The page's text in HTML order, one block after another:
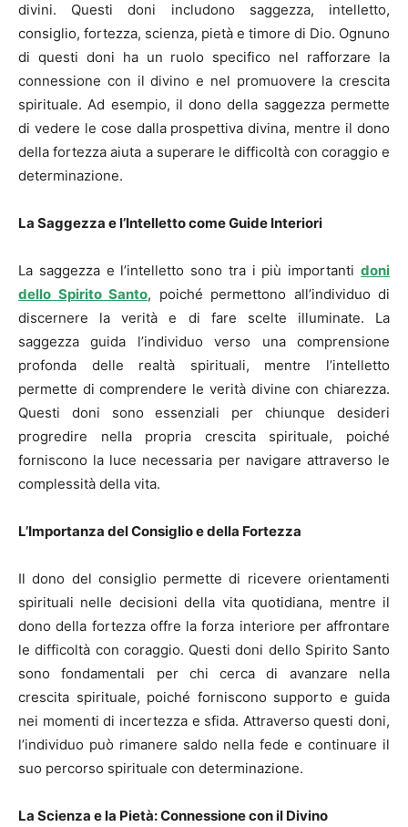
divini. Questi doni includono saggezza, intelletto,
consiglio, fortezza, scienza, pietà e timore di Dio. Ognuno
di questi doni ha un ruolo specifico nel rafforzare la
connessione con il divino e nel promuovere la crescita
spirituale. Ad esempio, il dono della saggezza permette
di vedere le cose dalla prospettiva divina, mentre il dono
della fortezza aiuta a superare le difficoltà con coraggio e
determinazione.
La Saggezza e l’Intelletto come Guide Interiori
La saggezza e l’intelletto sono tra i più importanti doni
dello Spirito Santo, poiché permettono all’individuo di
discernere la verità e di fare scelte illuminate. La
saggezza guida l’individuo verso una comprensione
profonda delle realtà spirituali, mentre l’intelletto
permette di comprendere le verità divine con chiarezza.
Questi doni sono essenziali per chiunque desideri
progredire nella propria crescita spirituale, poiché
forniscono la luce necessaria per navigare attraverso le
complessità della vita.
L’Importanza del Consiglio e della Fortezza
Il dono del consiglio permette di ricevere orientamenti
spirituali nelle decisioni della vita quotidiana, mentre il
dono della fortezza offre la forza interiore per affrontare
le difficoltà con coraggio. Questi doni dello Spirito Santo
sono fondamentali per chi cerca di avanzare nella
crescita spirituale, poiché forniscono supporto e guida
nei momenti di incertezza e sfida. Attraverso questi doni,
l’individuo può rimanere saldo nella fede e continuare il
suo percorso spirituale con determinazione.
La Scienza e la Pietà: Connessione con il Divino